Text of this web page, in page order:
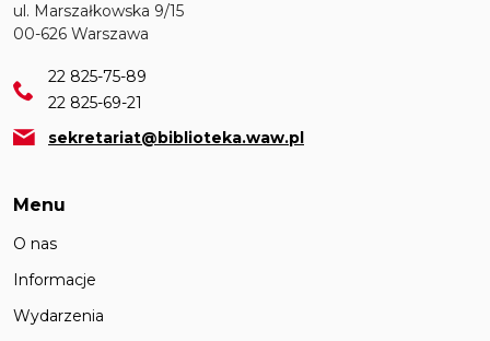
ul. Marszałkowska 9/15
00-626 Warszawa
22 825-75-89
22 825-69-21
sekretariat@biblioteka.waw.pl
Menu
O nas
Informacje
Wydarzenia